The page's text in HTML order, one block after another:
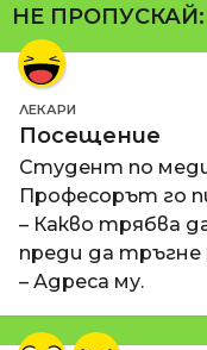
НЕ ПРОПУСКАЙ:
ЛЕКАРИ
Посещение
Студент по
Професорът го
– Какво трябва
преди да тръгне
– Адреса му.